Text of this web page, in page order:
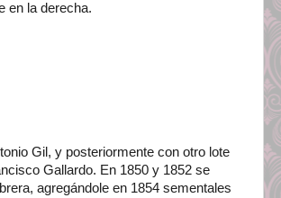
en la derecha.
Gil, y posteriormente con otro lote
Gallardo. En 1850 y 1852 se
agregándole en 1854 sementales